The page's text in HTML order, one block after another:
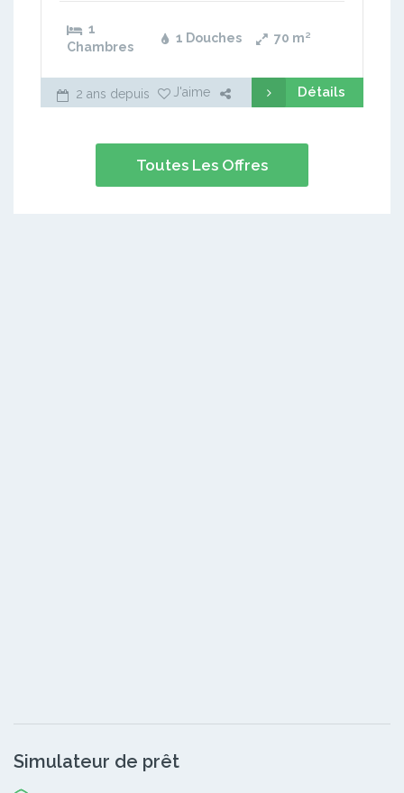
1
Chambres
1 Douches 70 m²
2 ans depuis J'aime Détails
Toutes Les Offres
Simulateur de prêt